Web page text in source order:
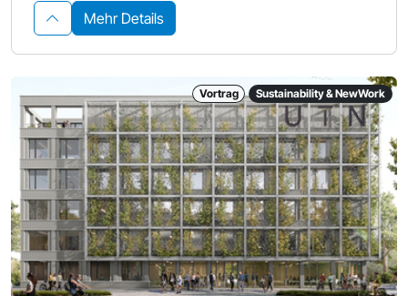
Mehr Details
Vortrag Sustainability & NewWork